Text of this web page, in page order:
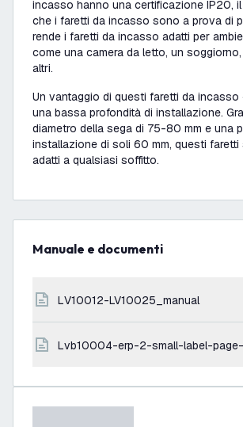
incasso hanno una certificazione IP20,
che i faretti da incasso sono a prova di
rende i faretti da incasso adatti per
come una camera da letto, un
altri.
Un vantaggio di questi faretti da incasso
una bassa profondità di installazione.
diametro della sega di 75-80 mm e una
installazione di soli 60 mm, questi faretti
adatti a qualsiasi soffitto.
Manuale e documenti
LV10012-LV10025_manual
lvb10004-erp-2-small-label-